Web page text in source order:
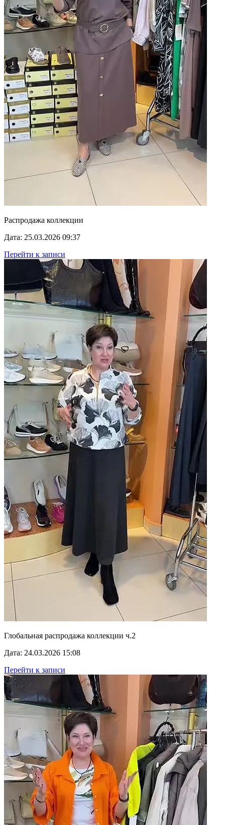
Распродажа коллекции
Дата: 25.03.2026 09:37
Перейти к записи
Глобальная распродажа коллекции ч.2
Дата: 24.03.2026 15:08
Перейти к записи